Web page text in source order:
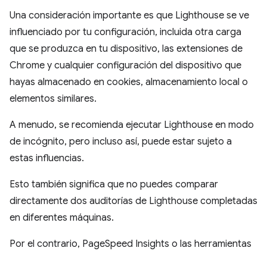
Una consideración importante es que Lighthouse se ve
influenciado por tu configuración, incluida otra carga
que se produzca en tu dispositivo, las extensiones de
Chrome y cualquier configuración del dispositivo que
hayas almacenado en cookies, almacenamiento local o
elementos similares.
A menudo, se recomienda ejecutar Lighthouse en modo
de incógnito, pero incluso así, puede estar sujeto a
estas influencias.
Esto también significa que no puedes comparar
directamente dos auditorías de Lighthouse completadas
en diferentes máquinas.
Por el contrario, PageSpeed Insights o las herramientas